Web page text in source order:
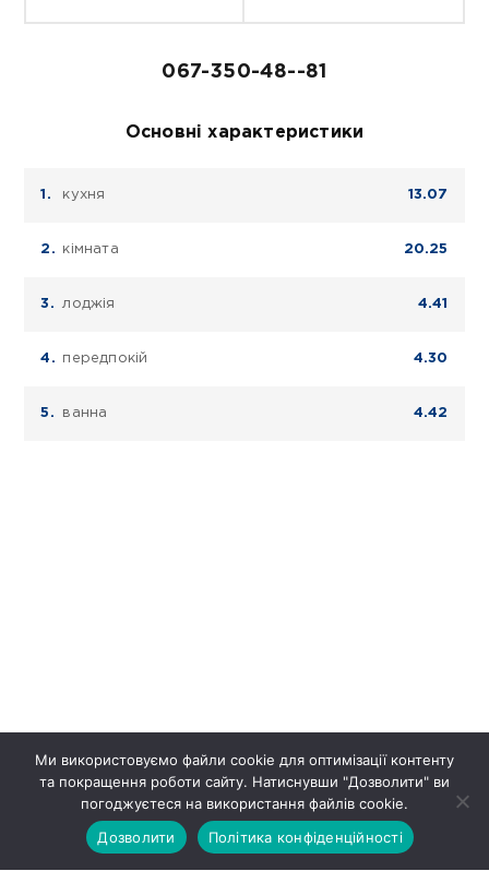
067-350-48--81
Основні характеристики
кухня 13.07
кімната 20.25
лоджія 4.41
передпокій 4.30
ванна 4.42
Ми використовуємо файли cookie для оптимізації контенту
та покращення роботи сайту. Натиснувши "Дозволити" ви
погоджуєтеся на використання файлів cookie.
Дозволити
Політика конфіденційності